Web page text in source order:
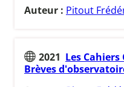
Auteur : Pitout
2021 Les Cahiers
Brèves